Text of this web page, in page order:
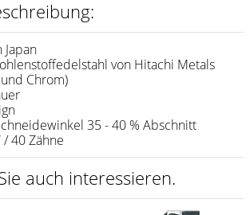
von Hitachi Metals
Chrom)
35 - 40 % Abschnitt
/ 40 Zähne
auch interessieren.